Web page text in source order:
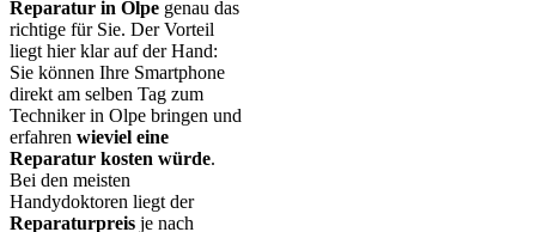
Reparatur in Olpe genau das
richtige für Sie. Der Vorteil
liegt hier klar auf der Hand:
Sie können Ihre Smartphone
direkt am selben Tag zum
Techniker in Olpe bringen und
erfahren wieviel eine
Reparatur kosten würde.
Bei den meisten
Handydoktoren liegt der
Reparaturpreis je nach